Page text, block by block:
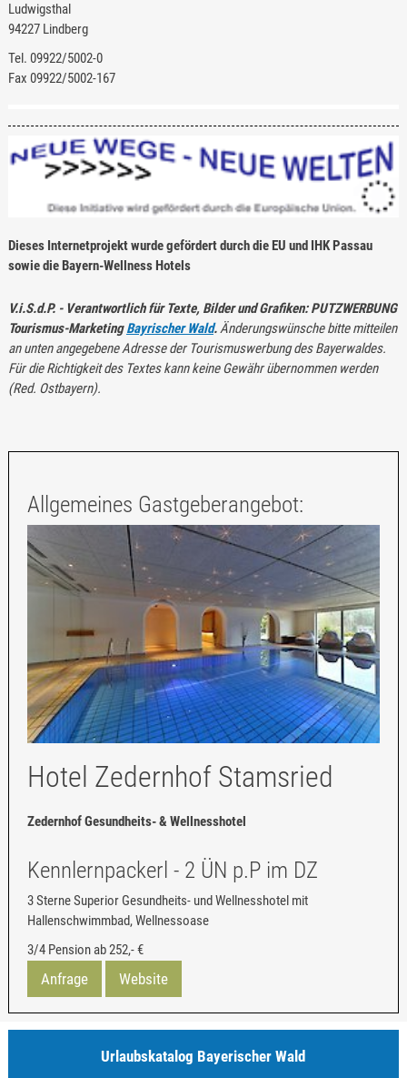
Ludwigsthal
94227 Lindberg
Tel. 09922/5002-0
Fax 09922/5002-167
Dieses Internetprojekt wurde gefördert durch die EU und IHK Passau
sowie dieBayern-Wellness Hotels
V.i.S.d.P. - Verantwortlich für Texte, Bilder und Grafiken: PUTZWERBUNG
Tourismus-MarketingBayrischer Wald.Änderungswünsche bitte mitteilen
an unten angegebene Adresse der Tourismuswerbung des Bayerwaldes.
Für die Richtigkeit des Textes kann keine Gewähr übernommen werden
(Red. Ostbayern).
Allgemeines Gastgeberangebot:
Hotel Zedernhof Stamsried
Zedernhof Gesundheits- & Wellnesshotel
Kennlernpackerl - 2 ÜN p.P im DZ
3 Sterne Superior Gesundheits- und Wellnesshotel mit
Hallenschwimmbad, Wellnessoase
3/4 Pension ab252,- €
Anfrage Website
Urlaubskatalog Bayerischer Wald